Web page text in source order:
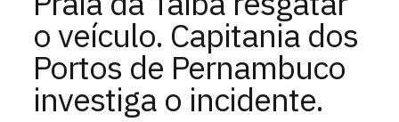
o veículo. Capitania dos
Portos de Pernambuco
investiga o incidente.